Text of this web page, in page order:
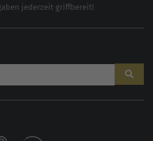
jederzeit griffbereit!